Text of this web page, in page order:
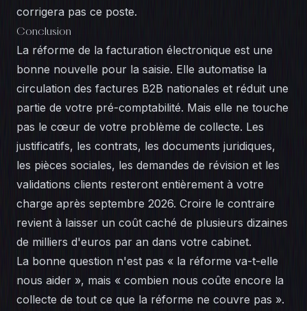
corrigera pas ce poste.
Conclusion
La réforme de la facturation électronique est une
bonne nouvelle pour la saisie. Elle automatise la
circulation des factures B2B nationales et réduit une
partie de votre pré-comptabilité. Mais elle ne touche
pas le cœur de votre problème de collecte. Les
justificatifs, les contrats, les documents juridiques,
les pièces sociales, les demandes de révision et les
validations clients resteront entièrement à votre
charge après septembre 2026. Croire le contraire
revient à laisser un coût caché de plusieurs dizaines
de milliers d'euros par an dans votre cabinet.
La bonne question n'est pas « la réforme va-t-elle
nous aider », mais « combien nous coûte encore la
collecte de tout ce que la réforme ne couvre pas ».